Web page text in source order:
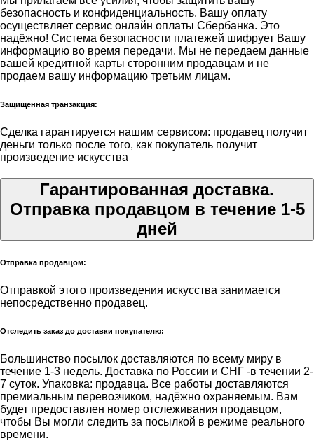
безопасность и конфиденциальность. Вашу оплату
осуществляет сервис онлайн оплаты Сбербанка. Это
надёжно! Система безопасности платежей шифрует Вашу
информацию во время передачи. Мы не передаем данные
вашей кредитной карты сторонним продавцам и не
продаем вашу информацию третьим лицам.
Защищённая транзакция:
Сделка гарантируется нашим сервисом: продавец получит
деньги только после того, как покупатель получит
произведение искусства
Гарантированная доставка.
Отправка продавцом в течение 1-5
дней
Отправка продавцом:
Отправкой этого произведения искусства занимается
непосредственно продавец.
Отследить заказ до доставки покупателю:
Большинство посылок доставляются по всему миру в
течение 1-3 недель. Доставка по России и СНГ -в течении 2-
7 суток. Упаковка: продавца. Все работы доставляются
премиальным перевозчиком, надёжно охраняемым. Вам
будет предоставлен номер отслеживания продавцом,
чтобы Вы могли следить за посылкой в режиме реального
времени.